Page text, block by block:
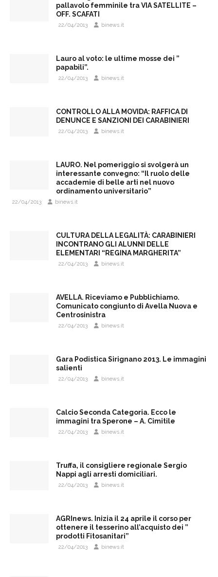
pallavolo femminile tra VIA SATELLITE –
OFF. SCAFATI
22/04/2013 binews.it
Lauro al voto: le ultime mosse dei ”
papabili”.
22/04/2013 binews.it
CONTROLLO ALLA MOVIDA: RAFFICA DI
DENUNCE E SANZIONI DEI CARABINIERI
22/04/2013 binews.it
LAURO. Nel pomeriggio si svolgerà un
interessante convegno: “Il ruolo delle
accademie di belle arti nel nuovo
ordinamento universitario”
22/04/2013 binews.it
CULTURA DELLA LEGALITÀ: CARABINIERI
INCONTRANO GLI ALUNNI DELLE
ELEMENTARI “REGINA MARGHERITA”
22/04/2013 binews.it
AVELLA. Riceviamo e Pubblichiamo.
Comunicato congiunto di Avella Nuova e
Centrosinistra
22/04/2013 binews.it
Gara Podistica Sirignano 2013. Le immagini
salienti
22/04/2013 binews.it
Calcio Seconda Categoria. Ecco le
immagini tra Sperone – A. Cimitile
22/04/2013 binews.it
Truffa, il consigliere regionale Sergio
Nappi agli arresti domiciliari.
22/04/2013 binews.it
AGRInews. Inizia il 24 aprile il corso per
ottenere il tesserino all’acquisto dei ”
prodotti Fitosanitari”
22/04/2013 binews.it